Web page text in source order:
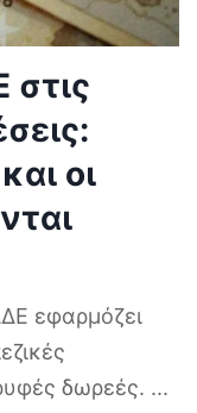
στις
οι
εφαρμόζει
δωρεές. ...